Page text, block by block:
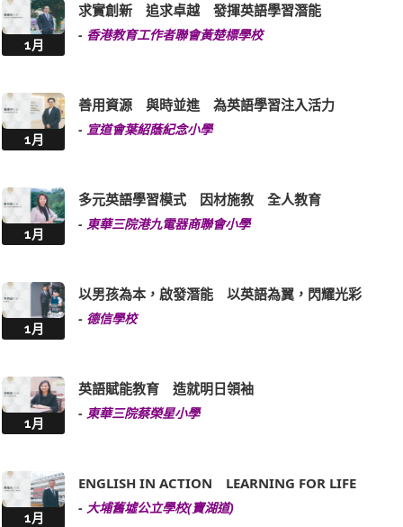
1月
求實創新 追求卓越 發揮英語學習潛能
- 香港教育工作者聯會黃楚標學校
1月
善用資源 與時並進 為英語學習注入活力
- 宣道會葉紹蔭紀念小學
1月
多元英語學習模式 因材施教 全人教育
- 東華三院港九電器商聯會小學
1月
以男孩為本，啟發潛能 以英語為翼，閃耀光彩
- 德信學校
1月
英語賦能教育 造就明日領袖
- 東華三院蔡榮星小學
1月
ENGLISH IN ACTION LEARNING FOR LIFE
- 大埔舊墟公立學校(寶湖道)